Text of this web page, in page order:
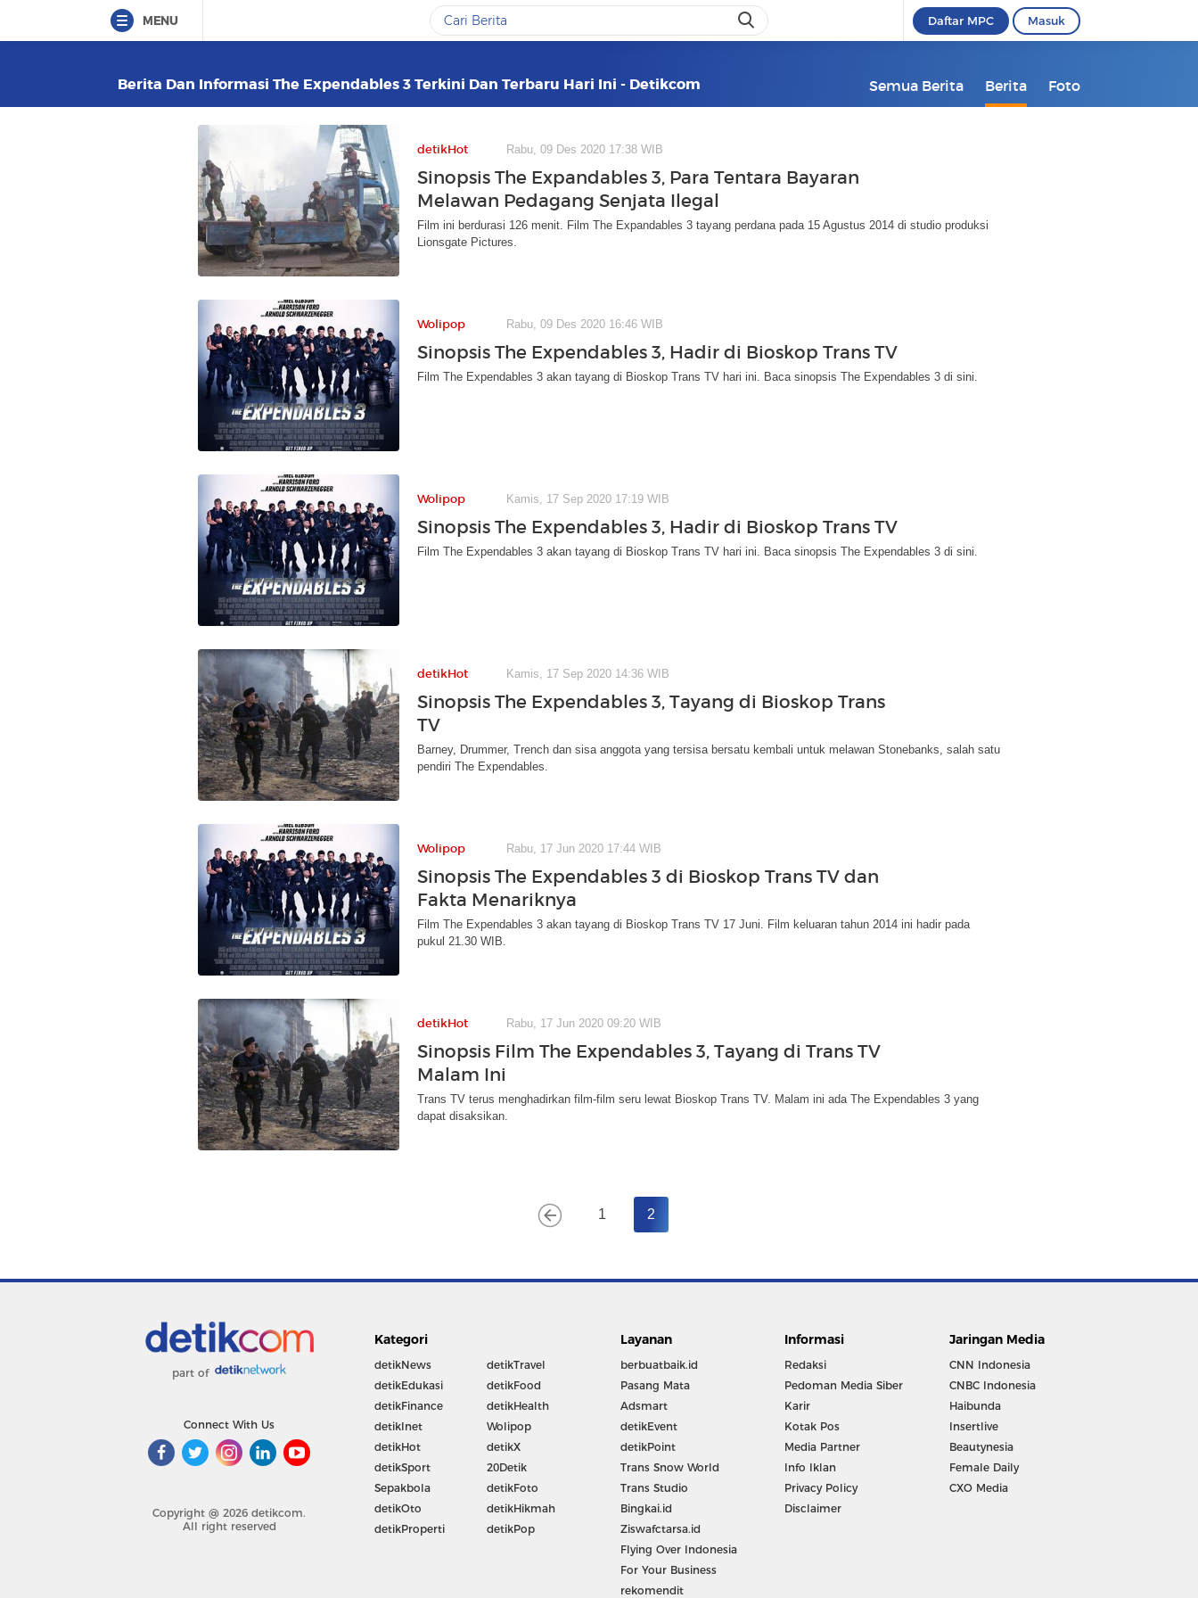
MENU Daftar MPC Masuk
Berita Dan Informasi The Expendables 3 Terkini Dan Terbaru Hari Ini - Detikcom Semua Berita Berita Foto
detikHot Rabu, 09 Des 2020 17:38 WIB
Sinopsis The Expandables 3, Para Tentara Bayaran
Melawan Pedagang Senjata Ilegal
Film ini berdurasi 126 menit. Film The Expandables 3 tayang perdana pada 15 Agustus 2014 di studio produksi
Lionsgate Pictures.
Wolipop Rabu, 09 Des 2020 16:46 WIB
Sinopsis The Expendables 3, Hadir di Bioskop Trans TV
Film The Expendables 3 akan tayang di Bioskop Trans TV hari ini. Baca sinopsis The Expendables 3 di sini.
Wolipop Kamis, 17 Sep 2020 17:19 WIB
Sinopsis The Expendables 3, Hadir di Bioskop Trans TV
Film The Expendables 3 akan tayang di Bioskop Trans TV hari ini. Baca sinopsis The Expendables 3 di sini.
detikHot Kamis, 17 Sep 2020 14:36 WIB
Sinopsis The Expendables 3, Tayang di Bioskop Trans
TV
Barney, Drummer, Trench dan sisa anggota yang tersisa bersatu kembali untuk melawan Stonebanks, salah satu
pendiri The Expendables.
Wolipop Rabu, 17 Jun 2020 17:44 WIB
Sinopsis The Expendables 3 di Bioskop Trans TV dan
Fakta Menariknya
Film The Expendables 3 akan tayang di Bioskop Trans TV 17 Juni. Film keluaran tahun 2014 ini hadir pada
pukul 21.30 WIB.
detikHot Rabu, 17 Jun 2020 09:20 WIB
Sinopsis Film The Expendables 3, Tayang di Trans TV
Malam Ini
Trans TV terus menghadirkan film-film seru lewat Bioskop Trans TV. Malam ini ada The Expendables 3 yang
dapat disaksikan.
1 2
part of
Connect With Us
Copyright @ 2026 detikcom.
All right reserved
Kategori
detikNews
detikEdukasi
detikFinance
detikInet
detikHot
detikSport
Sepakbola
detikOto
detikProperti
detikTravel
detikFood
detikHealth
Wolipop
detikX
20Detik
detikFoto
detikHikmah
detikPop
Layanan
berbuatbaik.id
Pasang Mata
Adsmart
detikEvent
detikPoint
Trans Snow World
Trans Studio
Bingkai.id
Ziswafctarsa.id
Flying Over Indonesia
For Your Business
rekomendit
Informasi
Redaksi
Pedoman Media Siber
Karir
Kotak Pos
Media Partner
Info Iklan
Privacy Policy
Disclaimer
Jaringan Media
CNN Indonesia
CNBC Indonesia
Haibunda
Insertlive
Beautynesia
Female Daily
CXO Media